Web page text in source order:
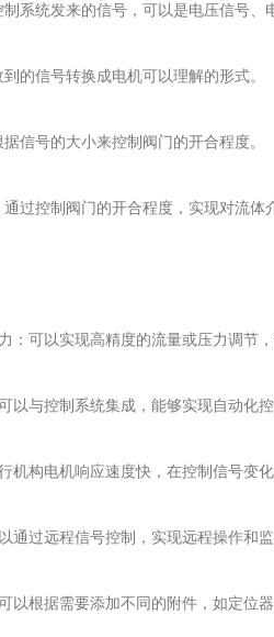
统发来的信号，可以是电压信号、
信号转换成电机可以理解的形式。
号的大小来控制阀门的开合程度。
控制阀门的开合程度，实现对流体
可以实现高精度的流量或压力调节，
与控制系统集成，能够实现自动化控
构电机响应速度快，在控制信号变化
过远程信号控制，实现远程操作和监
根据需要添加不同的附件，如定位器